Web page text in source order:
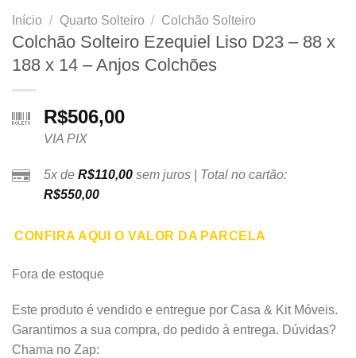
Início / Quarto Solteiro / Colchão Solteiro
Colchão Solteiro Ezequiel Liso D23 – 88 x
188 x 14 – Anjos Colchões
R$506,00
VIA PIX
5x de R$110,00 sem juros | Total no cartão:
R$550,00
CONFIRA AQUI O VALOR DA PARCELA
Fora de estoque
Este produto é vendido e entregue por Casa & Kit Móveis.
Garantimos a sua compra, do pedido à entrega. Dúvidas?
Chama no Zap: